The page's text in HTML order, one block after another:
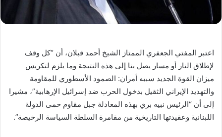
اعتبر المفتي الجعفري الممتاز الشيخ أحمد قبلان، أن “كل وقف
لإطلاق النار أو مسار يصل بنا إلى هذه النتيجة وما يلزم لتكريس
ميزان القوة الجديد سببه أمران: الصمود الأسطوري للمقاومة
والتهديد الإيراني الثقيل بدخول الحرب ضد إسرائيل الإرهابية”، مشيرا
إلى أن “الرئيس نبيه بري بهذه المعادلة جبل مقاوم حمى الدولة
اللبنانية وعقيدتها التاريخية من مقامرة السلطة السياسة الرخيصة”.